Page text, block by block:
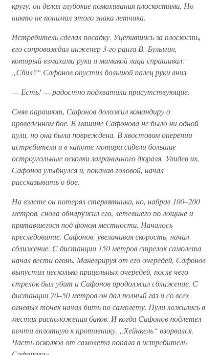
кругу, он делал глубокие помахивания плоскостями. Но
никто не понимал этого знака летчика.
Истребитель сделал посадку. Уцепившись за плоскость,
его сопровождал инженер 3-го ранга В. Булыгин,
который взмахами руки и мимикой лица спрашивал:
„Сбил?“ Сафонов опустил большой палец руки вниз.
— Есть! — радостно подхватили присутствующие.
Сняв парашют, Сафонов доложил командиру о
проведенном бое. В машине Сафонова не было ни одной
пули, но она была повреждена. В хвостовом оперении
истребителя и в капоте мотора сидели большие
остроугольные осколки заграничного дюраля. Увидев их,
Сафонов улыбнулся и, покачав головой, начал
рассказывать о бое.
На взлете он потерял стервятника, но, набрав 100–200
метров, снова обнаружил его, летевшего по лощине и
прятавшегося под фоном местности. Началось
преследование. Сафонов, увеличивая скорость, начал
сближение. С дистанции 150 метров стрелок самолета
начал вести огонь. Маневрируя от его очередей, Сафонов
выпустил несколько прицельных очередей, после чего
стрелок был убит и Сафонов продолжил сближение. С
дистанции 70–50 метров он дал полный газ и со всех
огневых точек начал бить по самолету. Пули ложились в
местах расположения баков. И когда Сафонов подлетел
почти вплотную к противнику, „Хейнкель“ взорвался.
Часть осколков от самолета попала в истребитель